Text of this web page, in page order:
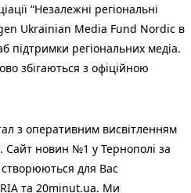
“Незалежні регіональні
Ukrainian Media Fund Nordic в
підтримки регіональних медіа.
збігаються з офіційною
з оперативним висвітленням
Сайт новин №1 у Тернополі за
для Вас
та 20minut.ua. Ми